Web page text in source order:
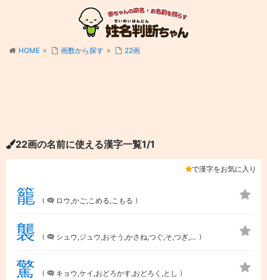
HOME » 画数から探す » 22画
22画の名前に使える漢字一覧1/1
で漢字をお気に入り
籠 （ ロウ,かご,こめる,こもる ）
襲 （ シュウ,ジュウ,おそう,かさね,つぐ,そ,つぎ,より ）
驚 （ キョウ,ケイ,おどろかす,おどろく,とし ）